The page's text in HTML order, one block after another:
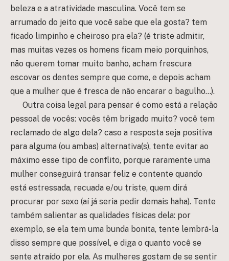
beleza e a atratividade masculina. Você tem se
arrumado do jeito que você sabe que ela gosta? tem
ficado limpinho e cheiroso pra ela? (é triste admitir,
mas muitas vezes os homens ficam meio porquinhos,
não querem tomar muito banho, acham frescura
escovar os dentes sempre que come, e depois acham
que a mulher que é fresca de não encarar o bagulho…).
Outra coisa legal para pensar é como está a relação
pessoal de vocês: vocês têm brigado muito? você tem
reclamado de algo dela? caso a resposta seja positiva
para alguma (ou ambas) alternativa(s), tente evitar ao
máximo esse tipo de conflito, porque raramente uma
mulher conseguirá transar feliz e contente quando
está estressada, recuada e/ou triste, quem dirá
procurar por sexo (aí já seria pedir demais haha). Tente
também salientar as qualidades físicas dela: por
exemplo, se ela tem uma bunda bonita, tente lembrá-la
disso sempre que possível, e diga o quanto você se
sente atraído por ela. As mulheres gostam de se sentir